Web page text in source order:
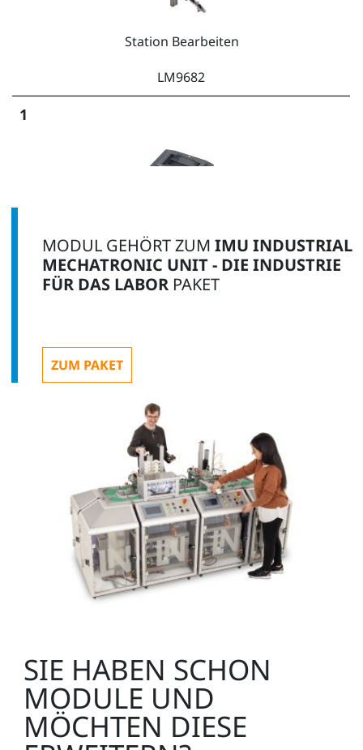
Station Bearbeiten
LM9682
1
LM9532
Werkstück-Oberteil weiß
LM9521
Werkstück-Unterteil schwarz
3
MODUL GEHÖRT ZUM IMU INDUSTRIAL
MECHATRONIC UNIT - DIE INDUSTRIE
FÜR DAS LABORPAKET
ZUM PAKET
SIE HABEN SCHON
MODULE UND
MÖCHTEN DIESE